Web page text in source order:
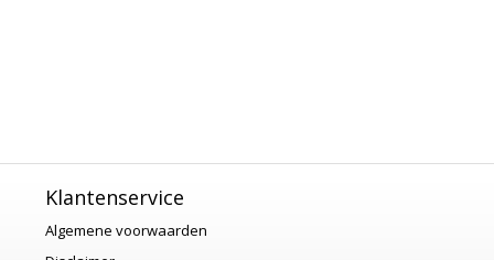
Klantenservice
Algemene voorwaarden